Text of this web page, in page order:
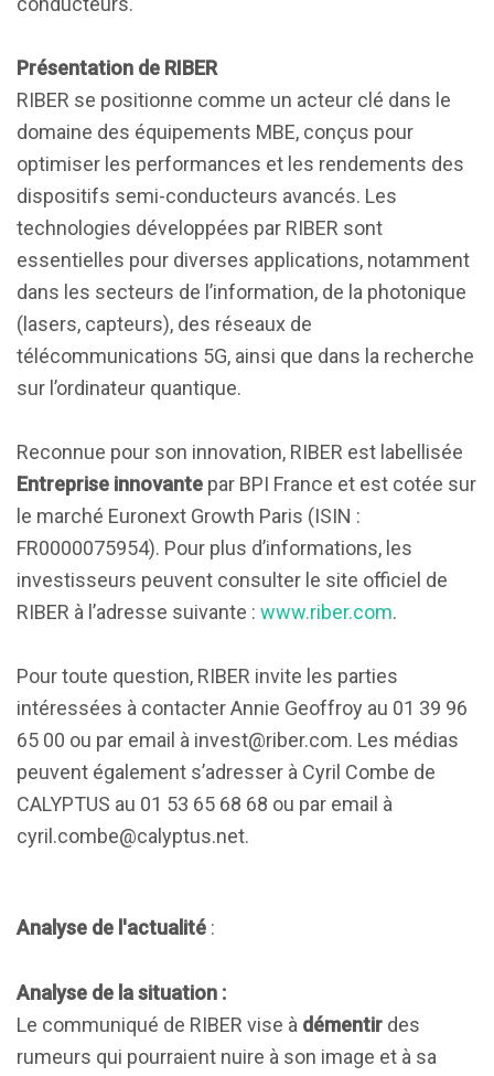
Présentation de RIBER
RIBER se positionne comme un acteur clé dans le
domaine des équipements MBE, conçus pour
optimiser les performances et les rendements des
dispositifs semi-conducteurs avancés. Les
technologies développées par RIBER sont
essentielles pour diverses applications, notamment
dans les secteurs de l’information, de la photonique
(lasers, capteurs), des réseaux de
télécommunications 5G, ainsi que dans la recherche
sur l’ordinateur quantique.
Reconnue pour son innovation, RIBER est labellisée
Entreprise innovante par BPI France et est cotée sur
le marché Euronext Growth Paris (ISIN :
FR0000075954). Pour plus d’informations, les
investisseurs peuvent consulter le site officiel de
RIBER à l’adresse suivante : www.riber.com.
Pour toute question, RIBER invite les parties
intéressées à contacter Annie Geoffroy au 01 39 96
65 00 ou par email à invest@riber.com. Les médias
peuvent également s’adresser à Cyril Combe de
CALYPTUS au 01 53 65 68 68 ou par email à
cyril.combe@calyptus.net.
Analyse de l'actualité :
Analyse de la situation :
Le communiqué de RIBER vise à démentir des
rumeurs qui pourraient nuire à son image et à sa